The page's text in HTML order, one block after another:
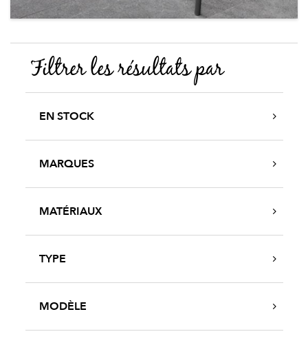
Filtrer les résultats par
EN STOCK
MARQUES
MATÉRIAUX
TYPE
MODÈLE